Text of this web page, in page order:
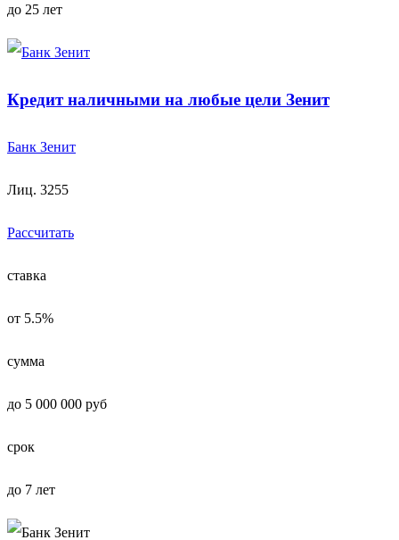
до 25 лет
Кредит наличными на любые цели Зенит
Банк Зенит
Лиц. 3255
Рассчитать
ставка
от 5.5%
сумма
до 5 000 000 руб
срок
до 7 лет